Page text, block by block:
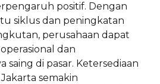
positif. Dengan
siklus dan peningkatan
perusahaan dapat
dan
saing di pasar. Ketersediaan
semakin